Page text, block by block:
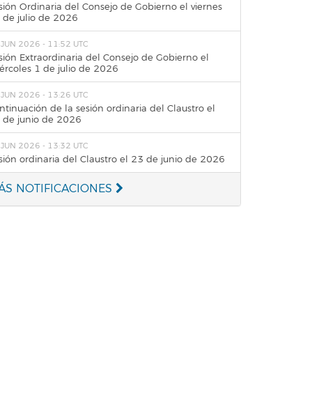
Ordinaria del Consejo de Gobierno el viernes
de julio de 2026
2026 - 11:52 UTC
Extraordinaria del Consejo de Gobierno el
1 de julio de 2026
2026 - 13:26 UTC
de la sesión ordinaria del Claustro el
de junio de 2026
2026 - 13:32 UTC
ordinaria del Claustro el 23 de junio de 2026
NOTIFICACIONES